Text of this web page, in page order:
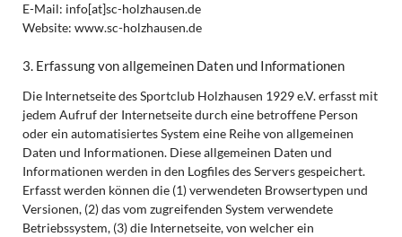
E-Mail: info[at]sc-holzhausen.de
Website: www.sc-holzhausen.de
3. Erfassung von allgemeinen Daten und Informationen
Die Internetseite des Sportclub Holzhausen 1929 e.V. erfasst mit
jedem Aufruf der Internetseite durch eine betroffene Person
oder ein automatisiertes System eine Reihe von allgemeinen
Daten und Informationen. Diese allgemeinen Daten und
Informationen werden in den Logfiles des Servers gespeichert.
Erfasst werden können die (1) verwendeten Browsertypen und
Versionen, (2) das vom zugreifenden System verwendete
Betriebssystem, (3) die Internetseite, von welcher ein